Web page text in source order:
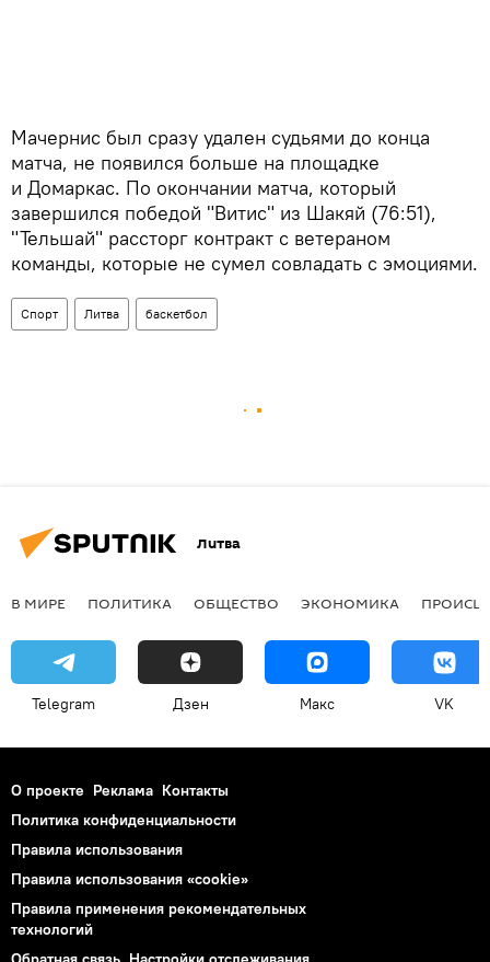
Мачернис был сразу удален судьями до конца
матча, не появился больше на площадке
и Домаркас. По окончании матча, который
завершился победой "Витис" из Шакяй (76:51),
"Тельшай" рассторг контракт с ветераном
команды, которые не сумел совладать с эмоциями.
Спорт Литва баскетбол
Литва
В МИРЕ ПОЛИТИКА ОБЩЕСТВО ЭКОНОМИКА
Telegram Дзен Макс VK
О проекте Реклама Контакты
Политика конфиденциальности
Правила использования
Правила использования «cookie»
Правила применения рекомендательных
технологий